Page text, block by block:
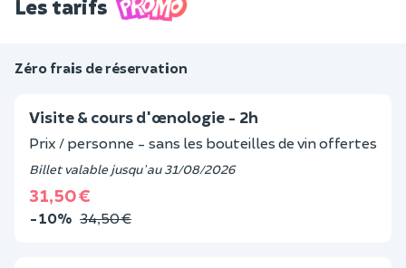
Les tarifs
Zéro frais de réservation
Visite & cours d'œnologie - 2h
Prix / personne - sans les bouteilles de vin offertes
Billet valable jusqu'au 31/08/2026
31,50 €
-10% 34,50 €